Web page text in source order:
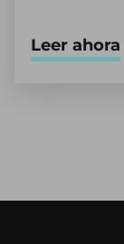
Leer ahora